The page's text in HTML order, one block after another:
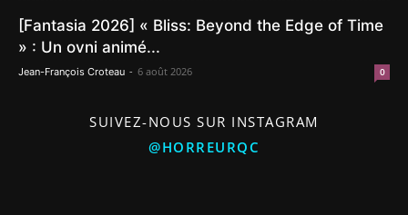
[Fantasia 2026] « Bliss: Beyond the Edge of Time
» : Un ovni animé...
Jean-François Croteau - 6 août 2026 0
SUIVEZ-NOUS SUR INSTAGRAM
@HORREURQC